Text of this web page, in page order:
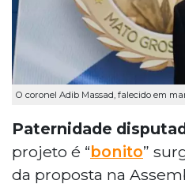
O coronel Adib Massad, falecido em
Paternidade
projeto é “bonito”
da proposta na